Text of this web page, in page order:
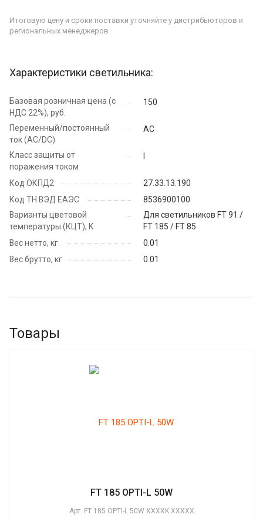
Итоговую цену и сроки поставки уточняйте у дистрибьюторов и
региональных менеджеров
Характеристики светильника:
Базовая розничная цена (с
НДС 22%), руб.
150
Переменный/постоянный
ток (AC/DC)
AC
Класс защиты от
поражения током
Код ОКПД2
27.33.13.190
Код ТН ВЭД ЕАЭС
8536900100
Варианты цветовой
температуры (КЦТ), K
Для светильников FT 91 /
FT 185 / FT 85
Вес нетто, кг
0.01
Вес брутто, кг
0.01
Товары
FT 185 OPTI-L 50W
Арт. FT 185 OPTI-L 50W XXXXK XXXXX